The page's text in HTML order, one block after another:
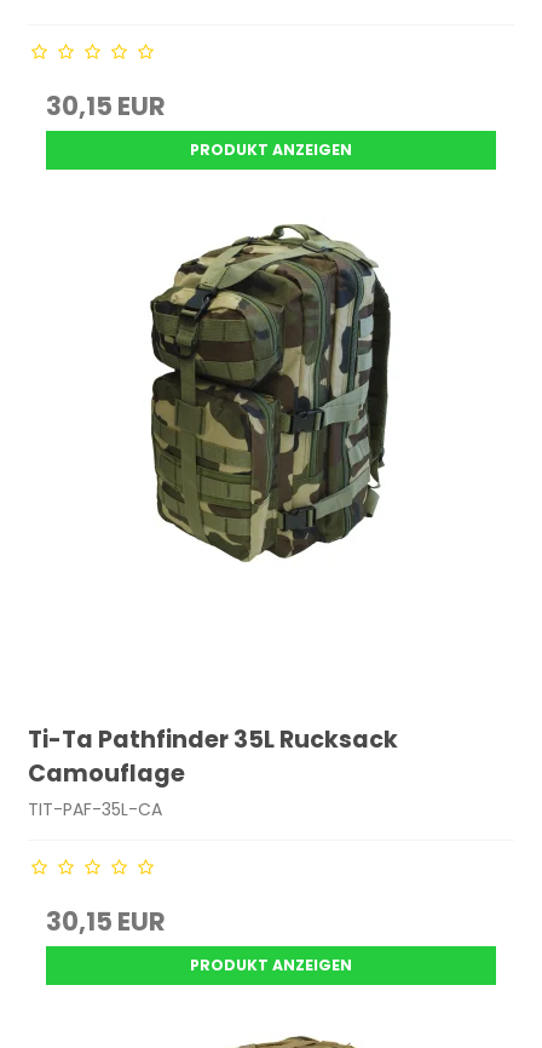
30,15 EUR
PRODUKT ANZEIGEN
Ti-Ta Pathfinder 35L Rucksack
Camouflage
TIT-PAF-35L-CA
30,15 EUR
PRODUKT ANZEIGEN